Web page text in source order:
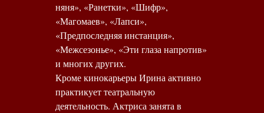
няня», «Ранетки», «Шифр»,
«Магомаев», «Лапси»,
«Предпоследняя инстанция»,
«Межсезонье», «Эти глаза напротив»
и многих других.
Кроме кинокарьеры Ирина активно
практикует театральную
деятельность. Актриса занята в